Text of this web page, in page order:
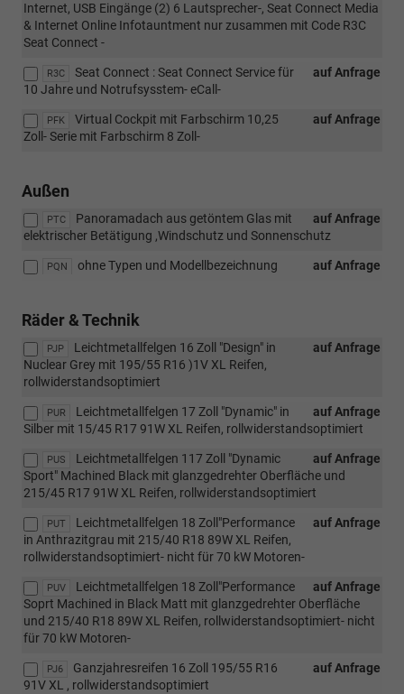
Internet, USB Eingänge (2) 6 Lautsprecher-, Seat Connect Media
& Internet Online Infotauntment nur zusammen mit Code R3C
Seat Connect -
R3C auf Anfrage
Seat Connect : Seat Connect Service für
10 Jahre und Notrufsysstem- eCall-
PFK auf Anfrage
Virtual Cockpit mit Farbschirm 10,25
Zoll- Serie mit Farbschirm 8 Zoll-
Außen
PTC auf Anfrage
Panoramadach aus getöntem Glas mit
elektrischer Betätigung ,Windschutz und Sonnenschutz
PQN auf Anfrage
ohne Typen und Modellbezeichnung
Räder & Technik
PJP auf Anfrage
Leichtmetallfelgen 16 Zoll "Design" in
Nuclear Grey mit 195/55 R16 )1V XL Reifen,
rollwiderstandsoptimiert
PUR auf Anfrage
Leichtmetallfelgen 17 Zoll "Dynamic" in
Silber mit 15/45 R17 91W XL Reifen, rollwiderstandsoptimiert
PUS auf Anfrage
Leichtmetallfelgen 117 Zoll "Dynamic
Sport" Machined Black mit glanzgedrehter Oberfläche und
215/45 R17 91W XL Reifen, rollwiderstandsoptimiert
PUT auf Anfrage
Leichtmetallfelgen 18 Zoll"Performance
in Anthrazitgrau mit 215/40 R18 89W XL Reifen,
rollwiderstandsoptimiert- nicht für 70 kW Motoren-
PUV auf Anfrage
Leichtmetallfelgen 18 Zoll"Performance
Soprt Machined in Black Matt mit glanzgedrehter Oberfläche
und 215/40 R18 89W XL Reifen, rollwiderstandsoptimiert- nicht
für 70 kW Motoren-
PJ6 auf Anfrage
Ganzjahresreifen 16 Zoll 195/55 R16
91V XL , rollwiderstandsoptimiert